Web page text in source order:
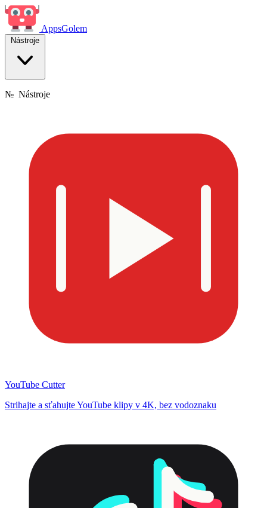
AppsGolem
Nástroje
№ Nástroje
YouTube Cutter
Strihajte a sťahujte YouTube klipy v 4K, bez vodoznaku